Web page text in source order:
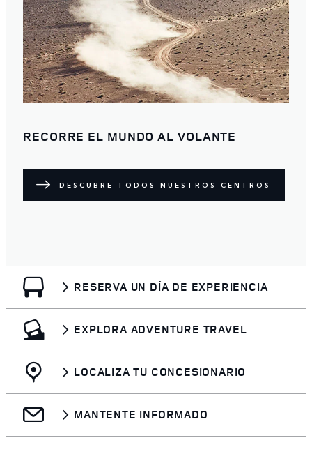
RECORRE EL MUNDO AL VOLANTE
DESCUBRE TODOS NUESTROS CENTROS
RESERVA UN DÍA DE EXPERIENCIA
EXPLORA ADVENTURE TRAVEL
LOCALIZA TU CONCESIONARIO
MANTENTE INFORMADO